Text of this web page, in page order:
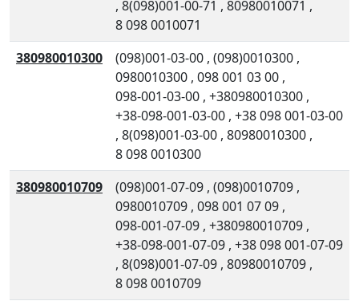
, 8(098)001-00-71 , 80980010071 ,
8 098 0010071
380980010300
(098)001-03-00 , (098)0010300 ,
0980010300 , 098 001 03 00 ,
098-001-03-00 , +380980010300 ,
+38-098-001-03-00 , +38 098 001-03-00
, 8(098)001-03-00 , 80980010300 ,
8 098 0010300
380980010709
(098)001-07-09 , (098)0010709 ,
0980010709 , 098 001 07 09 ,
098-001-07-09 , +380980010709 ,
+38-098-001-07-09 , +38 098 001-07-09
, 8(098)001-07-09 , 80980010709 ,
8 098 0010709